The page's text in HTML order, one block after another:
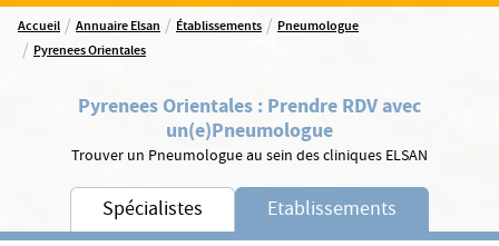
Accueil / Annuaire Elsan / Établissements / Pneumologue
/ Pyrenees Orientales
Pyrenees Orientales : Prendre RDV avec
un(e)Pneumologue
Trouver un Pneumologue au sein des cliniques ELSAN
Spécialistes Etablissements